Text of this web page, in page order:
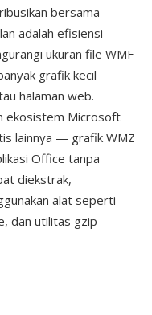
bersama
adalah efisiensi
ukuran file WMF
grafik kecil
halaman web.
ekosistem Microsoft
lainnya — grafik WMZ
Office tanpa
diekstrak,
alat seperti
dan utilitas gzip